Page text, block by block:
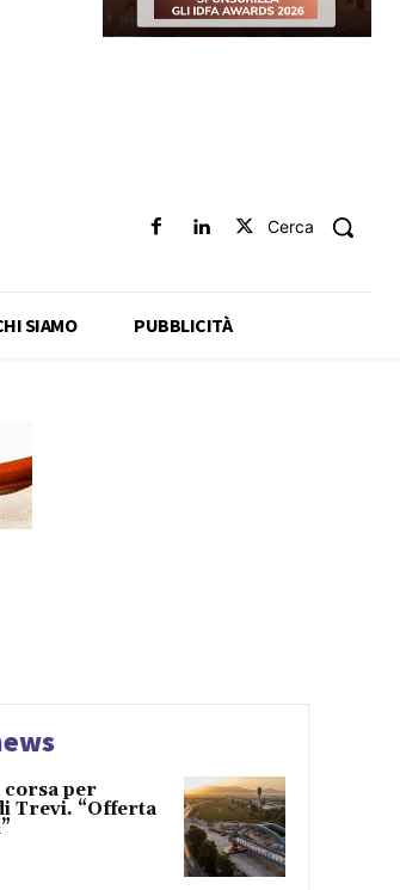
Cerca
SIAMO PUBBLICITÀ
per
Trevi. “Offerta